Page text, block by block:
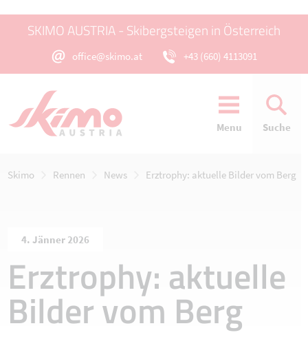
SKIMO AUSTRIA - Skibergsteigen in Österreich
office@skimo.at +43 (660) 4113091
Menu Suche
Skimo Rennen News Erztrophy: aktuelle Bilder vom Berg
4. Jänner 2026
Erztrophy: aktuelle
Bilder vom Berg